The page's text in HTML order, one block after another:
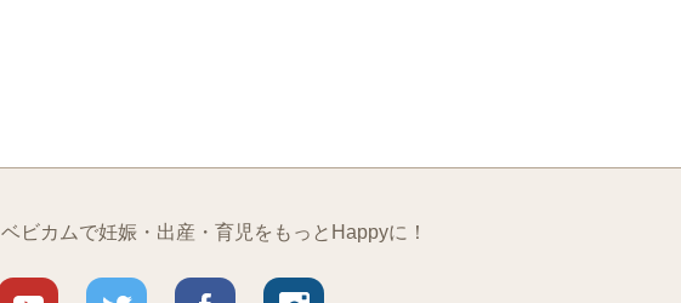
ベビカムで妊娠・出産・育児をもっとHappyに！